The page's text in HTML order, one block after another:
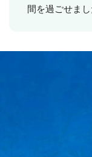
間を過ごせまし